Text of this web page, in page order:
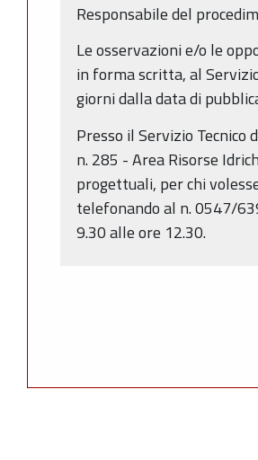
Responsabile del
Le osservazioni e/o le
in forma scritta, al
giorni dalla data di
Presso il Servizio Tecnico
n. 285 - Area Risorse
progettuali, per chi
telefonando al n. 0547/
9.30 alle ore 12.30.